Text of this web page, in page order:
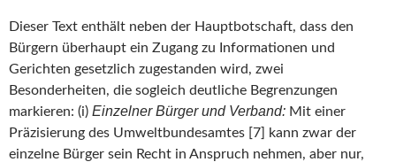
Dieser Text enthält neben der Hauptbotschaft, dass den
Bürgern überhaupt ein Zugang zu Informationen und
Gerichten gesetzlich zugestanden wird, zwei
Besonderheiten, die sogleich deutliche Begrenzungen
markieren: (i) Einzelner Bürger und Verband: Mit einer
Präzisierung des Umweltbundesamtes [7] kann zwar der
einzelne Bürger sein Recht in Anspruch nehmen, aber nur,